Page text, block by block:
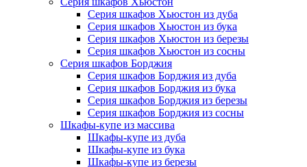
Серия шкафов Хьюстон из дуба
Серия шкафов Хьюстон из бука
Серия шкафов Хьюстон из березы
Серия шкафов Хьюстон из сосны
Серия шкафов Борджия
Серия шкафов Борджия из дуба
Серия шкафов Борджия из бука
Серия шкафов Борджия из березы
Серия шкафов Борджия из сосны
Шкафы-купе из массива
Шкафы-купе из дуба
Шкафы-купе из бука
Шкафы-купе из березы